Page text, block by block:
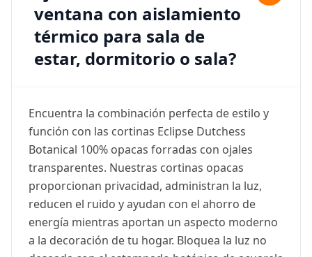
ventana con aislamiento
térmico para sala de
estar, dormitorio o sala?
Encuentra la combinación perfecta de estilo y
función con las cortinas Eclipse Dutchess
Botanical 100% opacas forradas con ojales
transparentes. Nuestras cortinas opacas
proporcionan privacidad, administran la luz,
reducen el ruido y ayudan con el ahorro de
energía mientras aportan un aspecto moderno
a la decoración de tu hogar. Bloquea la luz no